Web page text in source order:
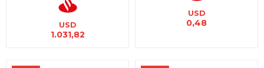
USD
1.031,82
USD
0,48